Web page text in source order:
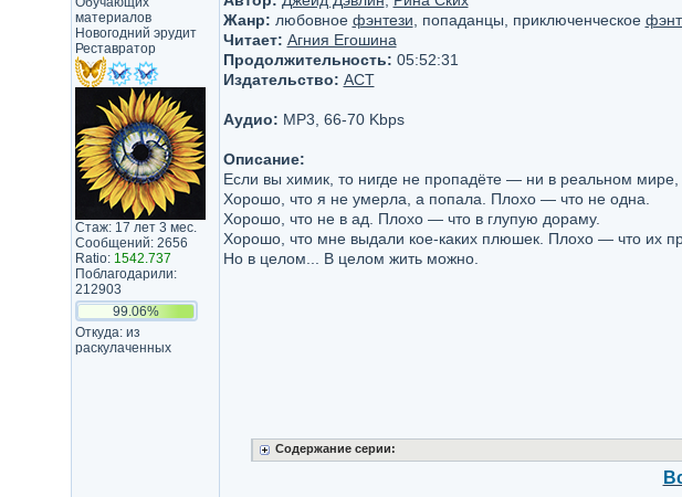
материалов
Новогодний эрудит
Реставратор
Стаж: 17 лет 3 мес.
Сообщений: 2656
Ratio: 1542.737
Поблагодарили:
212903
99.06%
Откуда: из
раскулаченных
Жанр: любовное фэнтези , попаданцы, приключенческое
Читает: Агния Егошина
Продолжительность: 05:52:31
Издательство: АСТ
Аудио: MP3, 66-70 Kbps
Описание:
Если вы химик, то нигде не пропадёте — ни в реальном мире,
Хорошо, что я не умерла, а попала. Плохо — что не одна.
Хорошо, что не в ад. Плохо — что в глупую дораму.
Хорошо, что мне выдали кое-каких плюшек. Плохо — что их
Но в целом... В целом жить можно.
Содержание серии: